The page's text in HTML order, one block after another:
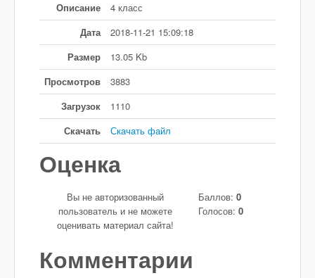
Описание
4 класс
Дата
2018-11-21 15:09:18
Размер
13.05 Kb
Просмотров
3883
Загрузок
1110
Скачать
Скачать файл
Оценка
Вы не авторизованный
пользователь и не можете
оценивать материал сайта!
Баллов: 0
Голосов: 0
Комментарии